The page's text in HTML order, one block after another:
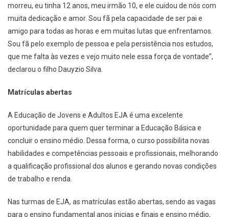
morreu, eu tinha 12 anos, meu irmão 10, e ele cuidou de nós com
muita dedicação e amor. Sou fã pela capacidade de ser pai e
amigo para todas as horas e em muitas lutas que enfrentamos.
Sou fã pelo exemplo de pessoa e pela persistência nos estudos,
que me falta às vezes e vejo muito nele essa força de vontade”,
declarou o filho Dauyzio Silva.
Matrículas abertas
A Educação de Jovens e Adultos EJA é uma excelente
oportunidade para quem quer terminar a Educação Básica e
concluir o ensino médio. Dessa forma, o curso possibilita novas
habilidades e competências pessoais e profissionais, melhorando
a qualificação profissional dos alunos e gerando novas condições
de trabalho e renda.
Nas turmas de EJA, as matrículas estão abertas, sendo as vagas
para o ensino fundamental anos inicias e finais e ensino médio,